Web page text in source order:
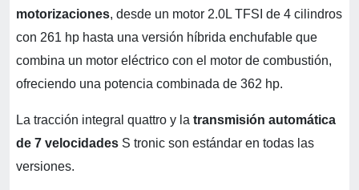
motorizaciones, desde un motor 2.0L TFSI de 4 cilindros
con 261 hp hasta una versión híbrida enchufable que
combina un motor eléctrico con el motor de combustión,
ofreciendo una potencia combinada de 362 hp.
La tracción integral quattro y la transmisión automática
de 7 velocidades S tronic son estándar en todas las
versiones.